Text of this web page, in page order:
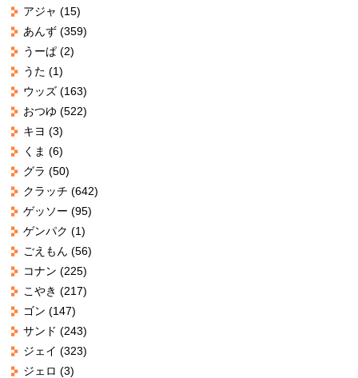
アジャ (15)
あんず(359)
うーぱ(2)
うた (1)
ウッズ(163)
おつゆ (522)
キヨ (3)
くま (6)
グラ (50)
クラッチ (642)
ゲッソー (95)
ゲンパク (1)
ごえもん (56)
コナン (225)
こやき (217)
ゴン (147)
サンド (243)
ジェイ (323)
ジェロ (3)